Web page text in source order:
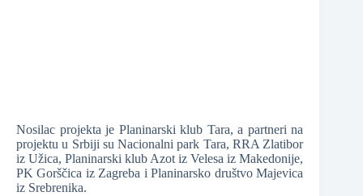
Nosilac projekta je Planinarski klub Tara, a partneri na
projektu u Srbiji su Nacionalni park Tara, RRA Zlatibor
iz Užica, Planinarski klub Azot iz Velesa iz Makedonije,
PK Gorščica iz Zagreba i Planinarsko društvo Majevica
iz Srebrenika.